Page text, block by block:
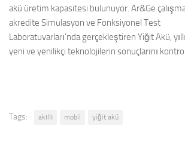
akü üretim kapasitesi bulunuyor. Ar&Ge
akredite Simülasyon ve Fonksiyonel Test
Laboratuvarları’nda gerçekleştiren Yiğit Akü,
yeni ve yenilikçi teknolojilerin sonuçlarını
Tags: akıllı mobil yiğit akü